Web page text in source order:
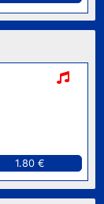
1.80 €